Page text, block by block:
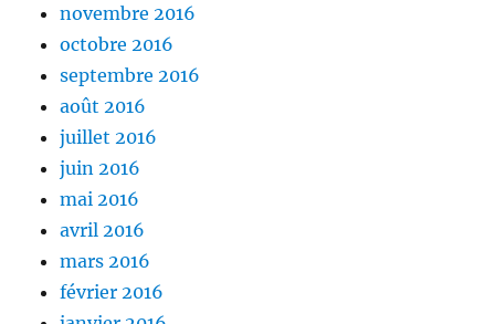
novembre 2016
octobre 2016
septembre 2016
août 2016
juillet 2016
juin 2016
mai 2016
avril 2016
mars 2016
février 2016